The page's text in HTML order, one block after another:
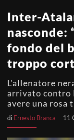
Inter-
nasconde:
fondo del
troppo
L'allenatore
arrivato contro
avere una rosa
di Ernesto Branca 11